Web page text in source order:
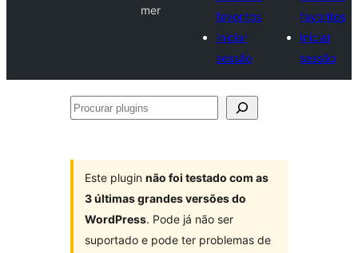
mer
favoritos
Iniciar
sessão
favoritos
Iniciar
sessão
Procurar
Este plugin não foi testado com as
3 últimas grandes versões do
WordPress. Pode já não ser
suportado e pode ter problemas de